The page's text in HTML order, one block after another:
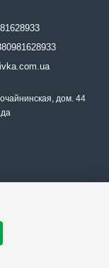
+380981628933
дом. 44